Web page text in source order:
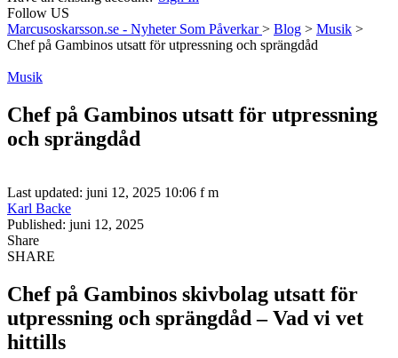
Follow US
Marcusoskarsson.se - Nyheter Som Påverkar> Blog > Musik >
Chef på Gambinos utsatt för utpressning och sprängdåd
Musik
Chef på Gambinos utsatt för utpressning
och sprängdåd
Last updated: juni 12, 2025 10:06 f m
Karl Backe
Published: juni 12, 2025
Share
SHARE
Chef på Gambinos skivbolag utsatt för
utpressning och sprängdåd – Vad vi vet
hittills